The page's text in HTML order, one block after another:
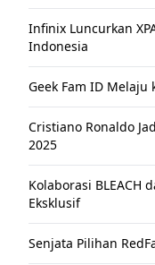
Infinix Luncurkan
Indonesia
Geek Fam ID Melaju
Cristiano Ronaldo
2025
Kolaborasi BLEACH
Eksklusif
Senjata Pilihan